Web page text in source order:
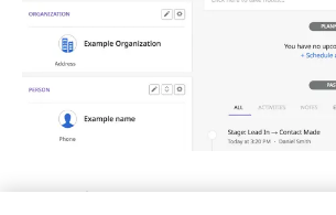
También puedes añadir